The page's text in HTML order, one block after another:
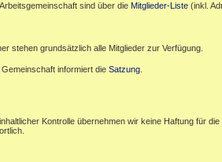
sind über die Mitglieder-Liste (inkl.
stehen grundsätzlich alle Mitglieder zur Verfügung.
informiert die Satzung
Kontrolle übernehmen wir keine Haftung für